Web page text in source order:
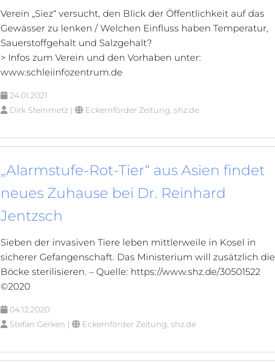
Verein „Siez“ versucht, den Blick der Öffentlichkeit auf das
Gewässer zu lenken / Welchen Einfluss haben Temperatur,
Sauerstoffgehalt und Salzgehalt?
> Infos zum Verein und den Vorhaben unter:
www.schleiinfozentrum.de
24.01.2021
Dirk Steinmetz |
Eckernförder Zeitung, shz.de
„Alarmstufe-Rot-Tier“ aus Asien findet
neues Zuhause bei Dr. Reinhard
Jentzsch
Sieben der invasiven Tiere leben mittlerweile in Kosel in
sicherer Gefangenschaft. Das Ministerium will zusätzlich die
Böcke sterilisieren. – Quelle: https://www.shz.de/30501522
©2020
04.12.2020
Stefan Gerken |
Eckernförder Zeitung, shz.de